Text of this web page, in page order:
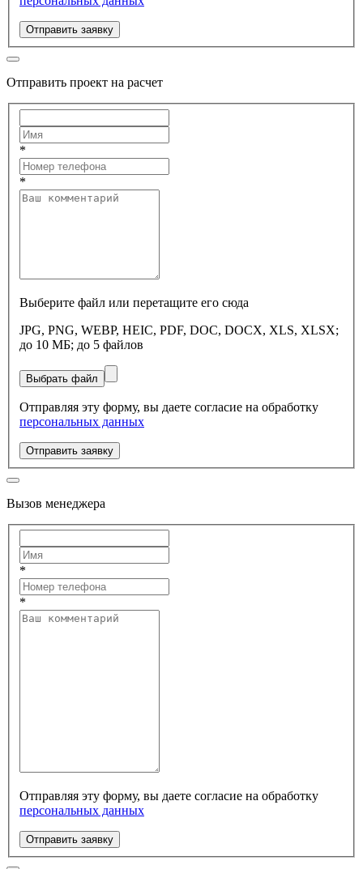
Отправить заявку
Отправить проект на расчет
*
*
Выберите файл или перетащите его сюда
JPG, PNG, WEBP, HEIC, PDF, DOC, DOCX, XLS, XLSX;
до 10 МБ; до 5 файлов
Выбрать файл
Отправляя эту форму, вы даете согласие на обработку
персональных данных
Отправить заявку
Вызов менеджера
*
*
Отправляя эту форму, вы даете согласие на обработку
персональных данных
Отправить заявку